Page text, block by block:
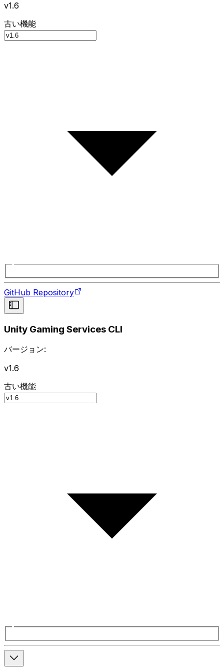
v1.6
古い機能
GitHub Repository
Unity Gaming Services CLI
バージョン:
v1.6
古い機能